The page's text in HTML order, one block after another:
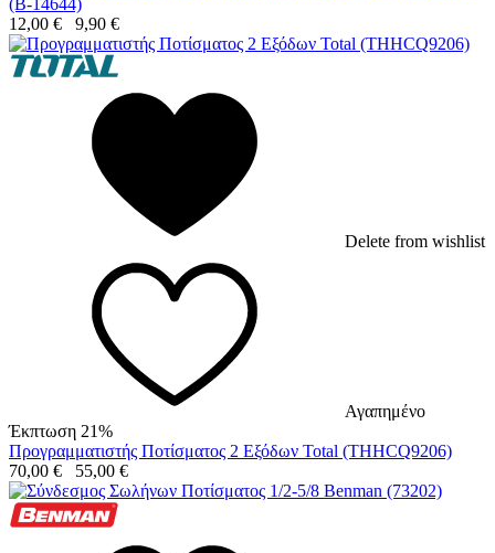
12,00 € 9,90 €
Delete from wishlist
Αγαπημένο
Έκπτωση 21%
Προγραμματιστής Ποτίσματος 2 Εξόδων Total (THHCQ9206)
70,00 € 55,00 €